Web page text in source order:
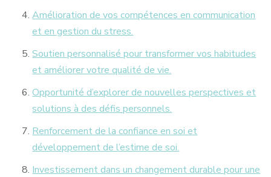
Amélioration de vos compétences en communication
et en gestion du stress.
Soutien personnalisé pour transformer vos habitudes
et améliorer votre qualité de vie.
Opportunité d’explorer de nouvelles perspectives et
solutions à des défis personnels.
Renforcement de la confiance en soi et
développement de l’estime de soi.
Investissement dans un changement durable pour une